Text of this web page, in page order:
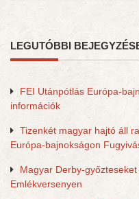
LEGUTÓBBI
FEI Utánpótlás Európa-
információk
Tizenkét magyar hajtó áll
Európa-bajnokságon
Magyar Derby-
Emlékversenyen